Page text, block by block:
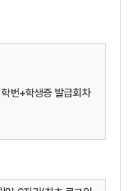
번+학생증 발급회차